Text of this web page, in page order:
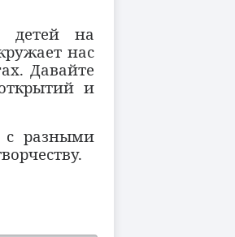
детей на
нас
Давайте
и
с разными